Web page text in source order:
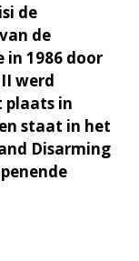
de
de
in 1986 door
werd
plaats in
staat in het
Disarming